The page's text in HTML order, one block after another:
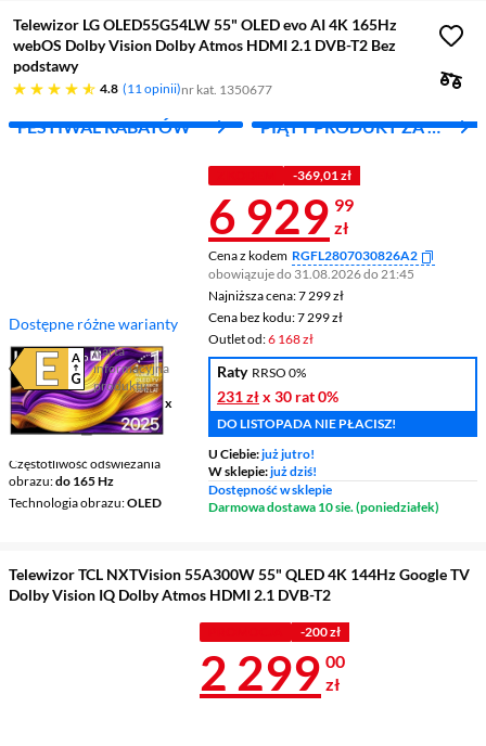
Telewizor LG OLED55G54LW 55" OLED evo AI 4K 165Hz
webOS Dolby Vision Dolby Atmos HDMI 2.1 DVB-T2 Bez
podstawy
4.8
4.8 gwiazdek 11 opinii nr kat. 1350677
FESTIWAL RABATÓW
PIĄTY PRODUKT ZA 1
Dostępne różne warianty
Karta
informacyjna
produktu
Plik w formacie pdf
(otworzy się w nowym oknie)
Ekran 55 ", 4K UHD / 3840 x
2160
Smart TV
Częstotliwość odświeżania
obrazu do 165 Hz
Technologia obrazu OLED
-369,01 zł
Cena 6
6 929 99
zł
Cena z kodem RGFL2807030826A2
obowiązuje do 31.08.2026 do 21:45
Najniższa cena: 7 299 zł
Najniższa cena:7 299 zł
Cena bez kodu: 7 299 zł
Cena bez kodu:7 299 zł
Outlet od:6 168 zł
Raty RRSO 0%
231 złx 30 rat0%
DO LISTOPADA NIE PŁACISZ!
U Ciebie:już jutro!
W sklepie:już dziś!
Dostępność w sklepie
Darmowa dostawa 10 sie. (poniedziałek)
Telewizor TCL NXTVision 55A300W 55" QLED 4K 144Hz Google TV
Dolby Vision IQ Dolby Atmos HDMI 2.1 DVB-T2
-200 zł
Cena 2 299 zł
2 299 00
zł